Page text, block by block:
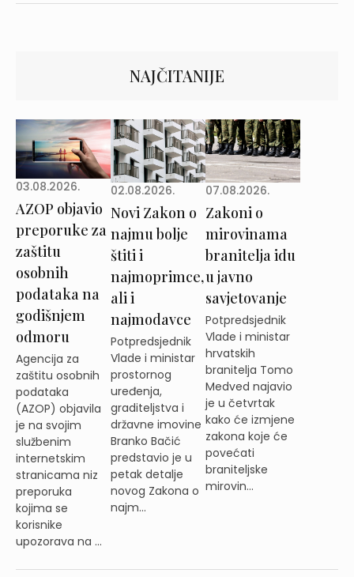
NAJČITANIJE
03.08.2026.
AZOP objavio
preporuke za
zaštitu
osobnih
podataka na
godišnjem
odmoru
Agencija za
zaštitu osobnih
podataka
(AZOP) objavila
je na svojim
službenim
internetskim
stranicama niz
preporuka
kojima se
korisnike
upozorava na ...
02.08.2026.
Novi Zakon o
najmu bolje
štiti i
najmoprimce,
ali i
najmodavce
Potpredsjednik
Vlade i ministar
prostornog
uređenja,
graditeljstva i
državne imovine
Branko Bačić
predstavio je u
petak detalje
novog Zakona o
najm...
07.08.2026.
Zakoni o
mirovinama
branitelja idu
u javno
savjetovanje
Potpredsjednik
Vlade i ministar
hrvatskih
branitelja Tomo
Medved najavio
je u četvrtak
kako će izmjene
zakona koje će
povećati
braniteljske
mirovin...